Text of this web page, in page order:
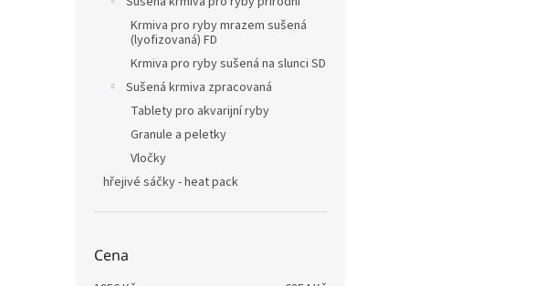
Krmiva pro ryby mrazem sušená
(lyofizovaná) FD
Krmiva pro ryby sušená na slunci SD
Sušená krmiva zpracovaná
Tablety pro akvarijní ryby
Granule a peletky
Vločky
hřejivé sáčky - heat pack
Cena